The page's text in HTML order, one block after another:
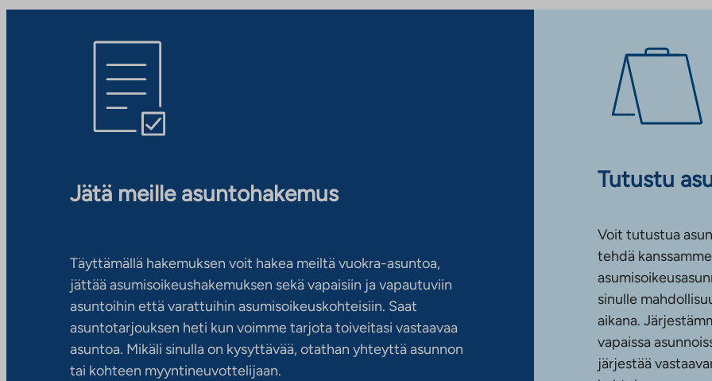
Jätä meille asuntohakemus
Täyttämällä hakemuksen voit hakea meiltä vuokra-asuntoa,
jättää asumisoikeushakemuksen sekä vapaisiin ja vapautuviin
asuntoihin että varattuihin asumisoikeuskohteisiin. Saat
asuntotarjouksen heti kun voimme tarjota toiveitasi vastaavaa
asuntoa. Mikäli sinulla on kysyttävää, otathan yhteyttä asunnon
tai kohteen myyntineuvottelijaan.
Tutustu
Voit tutustua
tehdä
sinulle
aikana.
vapaissa
järjestää